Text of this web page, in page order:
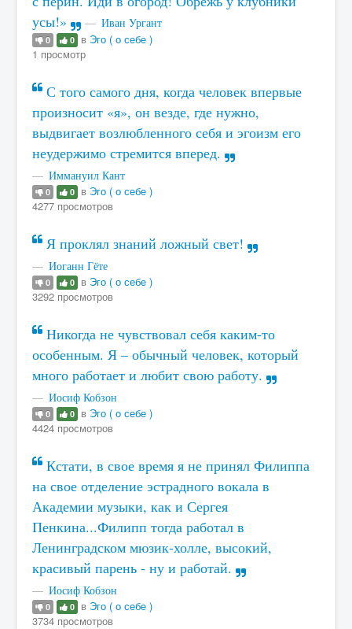
усы!»
Иван Ургант
0 0 в Эго ( о себе )
1 просмотр
С того самого дня, когда человек впервые
произносит «я», он везде, где нужно,
выдвигает возлюбленного себя и эгоизм его
неудержимо стремится вперед.
Иммануил Кант
0 0 в Эго ( о себе )
4277 просмотров
Я проклял знаний ложный свет!
Иоганн Гёте
0 0 в Эго ( о себе )
3292 просмотров
Никогда не чувствовал себя каким-то
особенным. Я – обычный человек, который
много работает и любит свою работу.
Иосиф Кобзон
0 0 в Эго ( о себе )
4424 просмотров
Кстати, в свое время я не принял Филиппа
на свое отделение эстрадного вокала в
Академии музыки, как и Сергея
Пенкина...Филипп тогда работал в
Ленинградском мюзик-холле, высокий,
красивый парень - ну и работай.
Иосиф Кобзон
0 0 в Эго ( о себе )
3734 просмотров